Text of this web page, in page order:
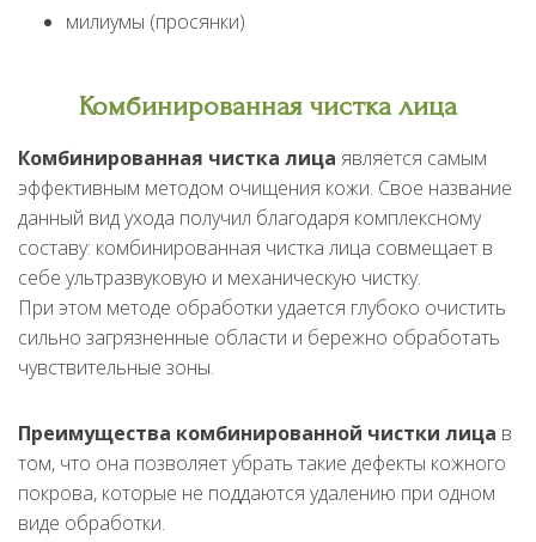
милиумы (просянки)
Комбинированная чистка лица
Комбинированная чистка лица является самым
эффективным методом очищения кожи. Свое название
данный вид ухода получил благодаря комплексному
составу: комбинированная чистка лица совмещает в
себе ультразвуковую и механическую чистку.
При этом методе обработки удается глубоко очистить
сильно загрязненные области и бережно обработать
чувствительные зоны.
Преимущества комбинированной чистки лица в
том, что она позволяет убрать такие дефекты кожного
покрова, которые не поддаются удалению при одном
виде обработки.